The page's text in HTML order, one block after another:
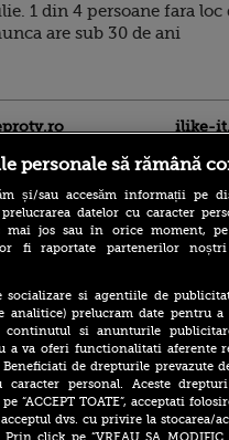
1 din 4 persoane fara loc
are sub 30 de ani
din lume în
ce loc se află
și câte destinații
românii fără viză
pe
la Belgrad, în
vizită oficială în
„Ucraina nu are timp
ilike-
personale să rămână
și/sau accesăm informații pe
datelor cu caracter
mai jos sau în orice moment,
vor fi raportate partenerilor
si agentiile de
prelucram date pentru a
continutul si anunturile
a va oferi functionalitati aferente
de drepturile prevazute
caracter personal. Aceste
“ACCEPT TOATE”, acceptati
dvs. cu privire la stocarea/